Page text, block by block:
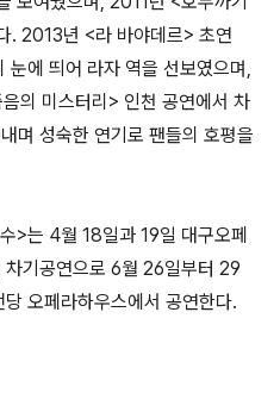
. 2013년 <라 바야데르> 초연
눈에 띄어 라자 역을 선보였으며,
의 미스터리> 인천 공연에서 차
며 성숙한 연기로 팬들의 호평을
>는 4월 18일과 19일 대구오페
차기공연으로 6월 26일부터 29
오페라하우스에서 공연한다.